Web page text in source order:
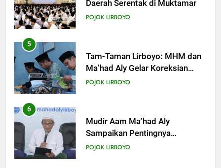
Daerah Serentak di Muktamar
POJOK LIRBOYO
5
Tam-Taman Lirboyo: MHM dan
Ma’had Aly Gelar Koreksian
Kitab Semester Ganjil
POJOK LIRBOYO
6
Mudir Aam Ma’had Aly
Sampaikan Pentingnya
Mempelajari Ilmu Hadis Dalam
POJOK LIRBOYO